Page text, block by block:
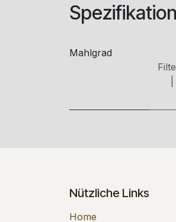
Mahlgrad
Nützliche Links
Home